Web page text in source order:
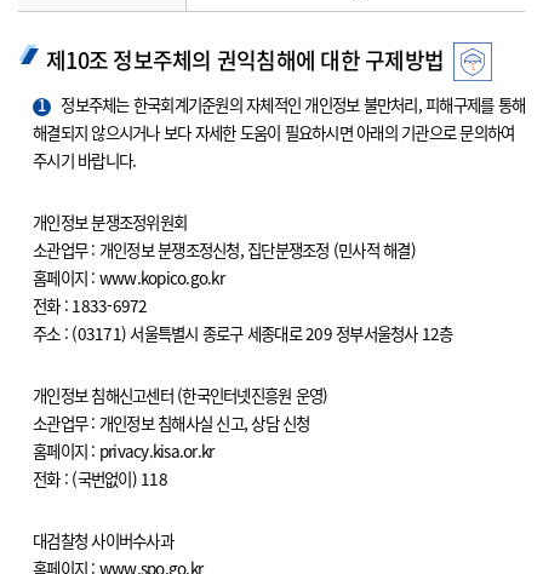
제10조 정보주체의 권익침해에 대한 구제방법
1
정보주체는 한국회계기준원의 자체적인 개인정보 불만처리, 피해구제를 통해
해결되지 않으시거나 보다 자세한 도움이 필요하시면 아래의 기관으로 문의하여
주시기 바랍니다.
개인정보 분쟁조정위원회
소관업무 : 개인정보 분쟁조정신청, 집단분쟁조정 (민사적 해결)
홈페이지 : www.kopico.go.kr
전화 : 1833-6972
주소 : (03171) 서울특별시 종로구 세종대로 209 정부서울청사 12층
개인정보 침해신고센터 (한국인터넷진흥원 운영)
소관업무 : 개인정보 침해사실 신고, 상담 신청
홈페이지 : privacy.kisa.or.kr
전화 : (국번없이) 118
대검찰청 사이버수사과
홈페이지 : www.spo.go.kr